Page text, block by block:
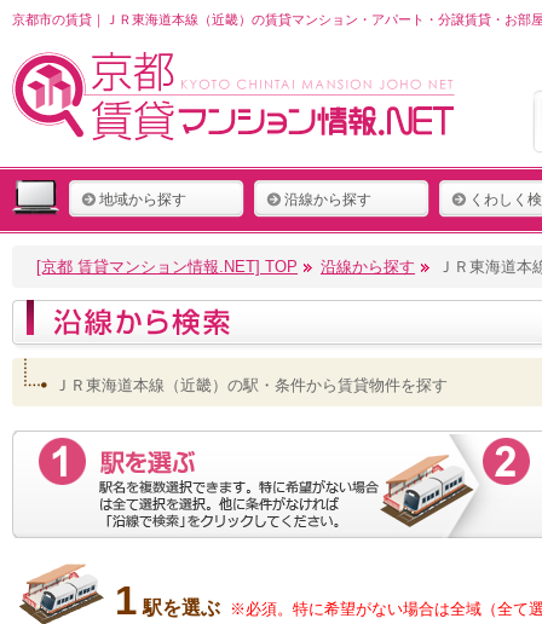
京都市の賃貸｜ＪＲ東海道本線（近畿）の賃貸マンション・アパート・分譲賃貸・お部
地域から探す 沿線から探す くわしく
[京都 賃貸マンション情報.NET] TOP 沿線から探す ＪＲ東海道本
ＪＲ東海道本線（近畿）の駅・条件から賃貸物件を探す
1 駅を選ぶ ※必須。特に希望がない場合は全域（全て